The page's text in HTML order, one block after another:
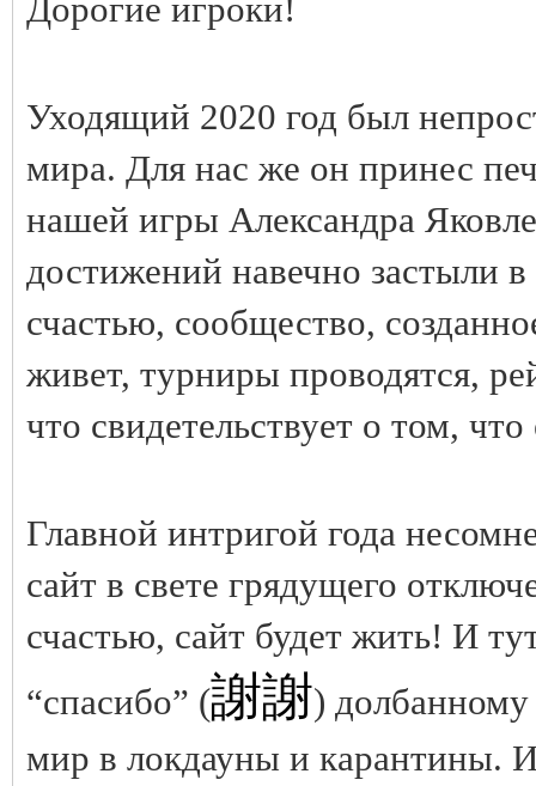
Дорогие игроки!
Уходящий 2020 год был
мира. Для нас же он принес
нашей игры Александра
достижений навечно застыли
счастью, сообщество,
живет, турниры проводятся,
что свидетельствует о том,
Главной интригой года
сайт в свете грядущего
счастью, сайт будет жить! И
“спасибо” (謝謝)
мир в локдауны и карантины.